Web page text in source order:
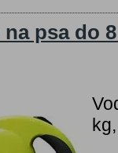
psa do